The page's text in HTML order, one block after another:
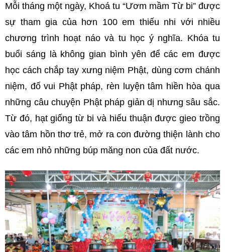
Mỗi tháng một ngày, Khoá tu “Ươm mầm Từ bi” được
sự tham gia của hơn 100 em thiếu nhi với nhiều
chương trình hoạt náo và tu học ý nghĩa. Khóa tu
buổi sáng là không gian bình yên để các em được
học cách chắp tay xưng niệm Phật, dùng cơm chánh
niệm, đố vui Phật pháp, rèn luyện tâm hiền hòa qua
những câu chuyện Phật pháp giản dị nhưng sâu sắc.
Từ đó, hạt giống từ bi và hiếu thuận được gieo trồng
vào tâm hồn thơ trẻ, mở ra con đường thiện lành cho
các em nhỏ những búp măng non của đất nước.